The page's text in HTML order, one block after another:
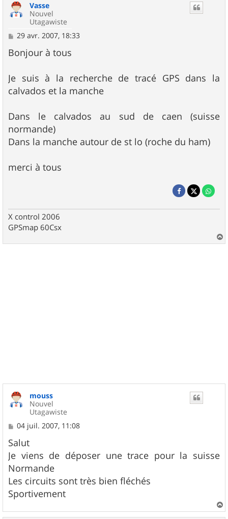
Vasse
Nouvel
Utagawiste
M
s
s
g
e
29 avr. 2007, 18:33
Bonjour à tous
Je suis à la recherche de tracé GPS dans la
calvados et la manche
Dans le calvados au sud de caen (suisse
normande)
Dans la manche autour de st lo (roche du ham)
merci à tous
X control 2006
GPSmap 60Csx
a
mouss
Nouvel
Utagawiste
M
s
s
a
g
e
04 juil. 2007, 11:08
Salut
Je viens de déposer une trace pour la suisse
Normande
Les circuits sont très bien fléchés
Sportivement
a